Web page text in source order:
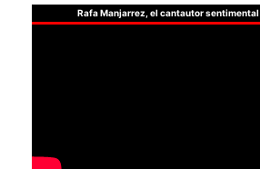
Rafa Manjarrez, el cantautor sentimental